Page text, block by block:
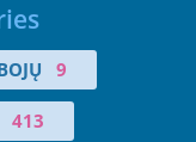
9
413